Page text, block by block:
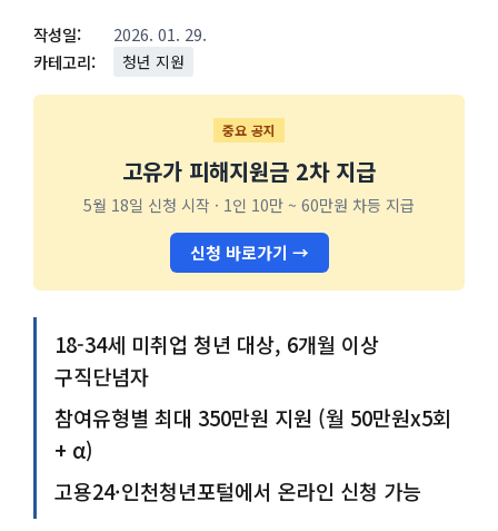
작성일:
2026. 01. 29.
카테고리:
청년 지원
중요 공지
고유가 피해지원금 2차 지급
5월 18일 신청 시작 · 1인 10만 ~ 60만원 차등 지급
신청 바로가기 →
18-34세 미취업 청년 대상, 6개월 이상
구직단념자
참여유형별 최대 350만원 지원 (월 50만원x5회
+ α)
고용24·인천청년포털에서 온라인 신청 가능